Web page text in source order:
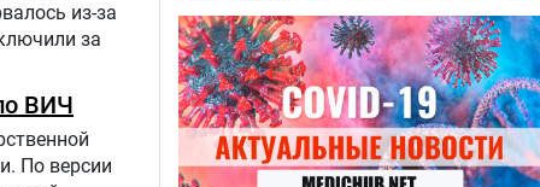
из-за
за
ВИЧ
По версии
04.08.2026
Специалисты дали советы, как
правильно пить витамины